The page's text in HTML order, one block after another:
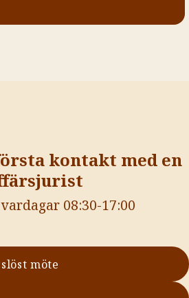
kontakt med en
08:30-17:00
möte